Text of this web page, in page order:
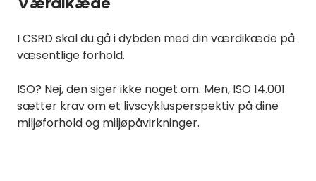
I CSRD skal du gå i dybden med din værdikæde på
væsentlige forhold.
ISO? Nej, den siger ikke noget om. Men, ISO 14.001
sætter krav om et livscyklusperspektiv på dine
miljøforhold og miljøpåvirkninger.